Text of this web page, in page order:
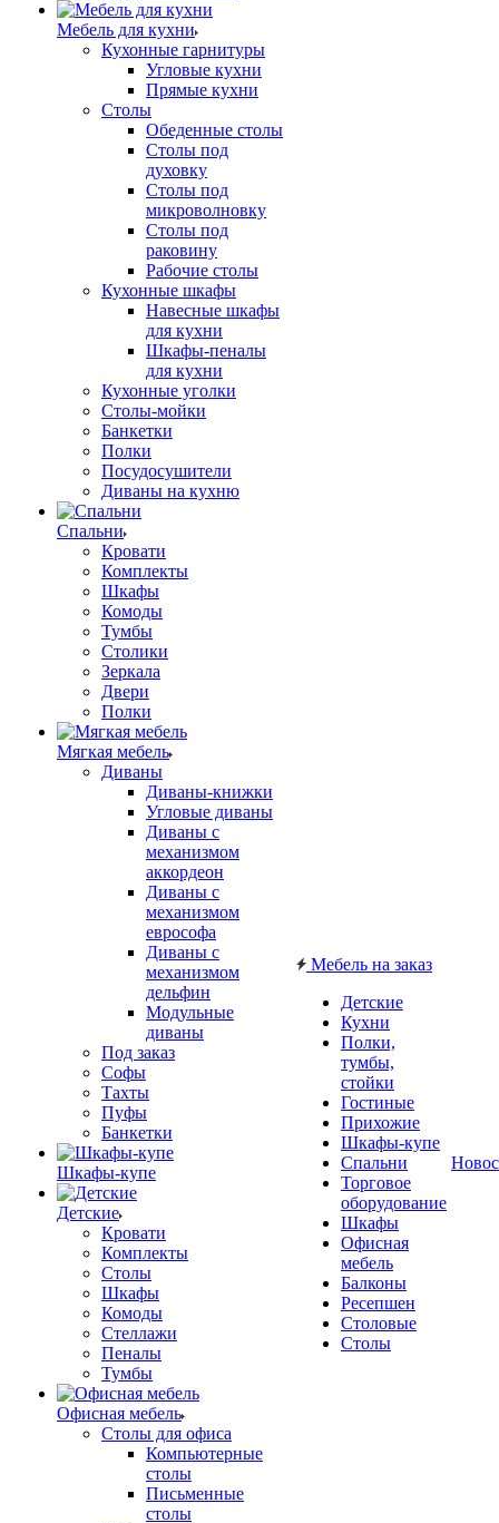
Мебель для кухни
Кухонные гарнитуры
Угловые кухни
Прямые кухни
Столы
Обеденные столы
Столы под
духовку
Столы под
микроволновку
Столы под
раковину
Рабочие столы
Кухонные шкафы
Навесные шкафы
для кухни
Шкафы-пеналы
для кухни
Кухонные уголки
Столы-мойки
Банкетки
Полки
Посудосушители
Диваны на кухню
Спальни
Кровати
Комплекты
Шкафы
Комоды
Тумбы
Столики
Зеркала
Двери
Полки
Мягкая мебель
Диваны
Диваны-книжки
Угловые диваны
Диваны с
механизмом
аккордеон
Диваны с
механизмом
еврософа
Диваны с
механизмом
дельфин
Модульные
диваны
Под заказ
Софы
Тахты
Пуфы
Банкетки
Шкафы-купе
Детские
Кровати
Комплекты
Столы
Шкафы
Комоды
Стеллажи
Пеналы
Тумбы
Офисная мебель
Столы для офиса
Компьютерные
столы
Письменные
столы
Мебель на заказ
Детские
Кухни
Полки,
тумбы,
стойки
Гостиные
Прихожие
Шкафы-купе
Спальни
Торговое
оборудование
Шкафы
Офисная
мебель
Балконы
Ресепшен
Столовые
Столы